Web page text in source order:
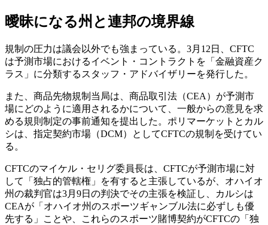
曖昧になる州と連邦の境界線
規制の圧力は議会以外でも強まっている。3月12日、CFTC
は予測市場におけるイベント・コントラクトを「金融資産ク
ラス」に分類するスタッフ・アドバイザリーを発行した。
また、商品先物規制当局は、商品取引法（CEA）が予測市
場にどのように適用されるかについて、一般からの意見を求
める規則制定の事前通知を提出した。ポリマーケットとカル
シは、指定契約市場（DCM）としてCFTCの規制を受けてい
る。
CFTCのマイケル・セリグ委員長は、CFTCが予測市場に対
して「独占的管轄権」を有すると主張しているが、オハイオ
州の裁判官は3月9日の判決でその主張を検証し、カルシは
CEAが「オハイオ州のスポーツギャンブル法に必ずしも優
先する」ことや、これらのスポーツ賭博契約がCFTCの「独